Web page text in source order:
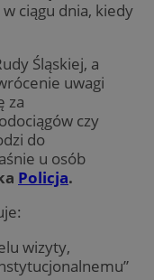
ciągu dnia, kiedy
Śląskiej, a
uwagi
za
czy
do
u osób
Policja.
wizyty,